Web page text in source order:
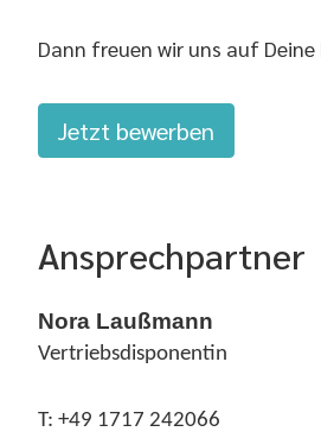
Dann freuen wir uns auf
Jetzt bewerben
Ansprechpartner
Nora Laußmann
Vertriebsdisponentin
T: +49 1717 242066